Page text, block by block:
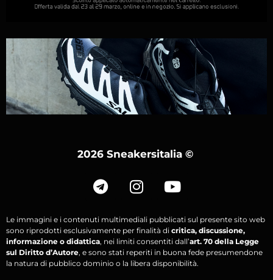
2026 Sneakersitalia ©
Le immagini e i contenuti multimediali pubblicati sul presente sito web
sono riprodotti esclusivamente per finalità di critica, discussione,
informazione o didattica, nei limiti consentiti dall’art. 70 della Legge
sul Diritto d’Autore, e sono stati reperiti in buona fede presumendone
la natura di pubblico dominio o la libera disponibilità.